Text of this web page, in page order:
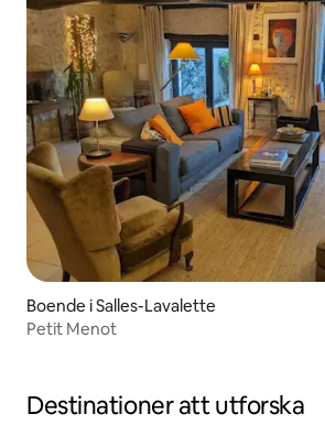
Boende i Salles-Lavalette
Petit Menot
Destinationer att utforska